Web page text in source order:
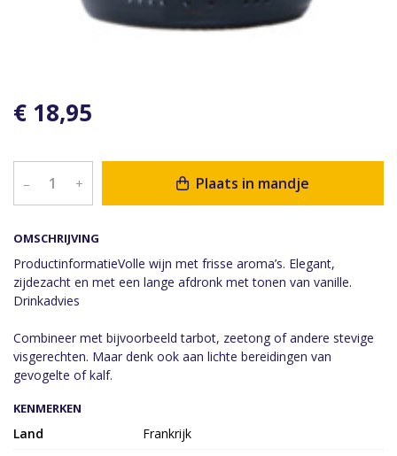
OMSCHRIJVING
ProductinformatieVolle wijn met frisse aroma’s. Elegant,
zijdezacht en met een lange afdronk met tonen van vanille.
Drinkadvies
Combineer met bijvoorbeeld tarbot, zeetong of andere stevige
visgerechten. Maar denk ook aan lichte bereidingen van
gevogelte of kalf.
€ 18,95
– + Plaats in mandje
KENMERKEN
Land
Frankrijk